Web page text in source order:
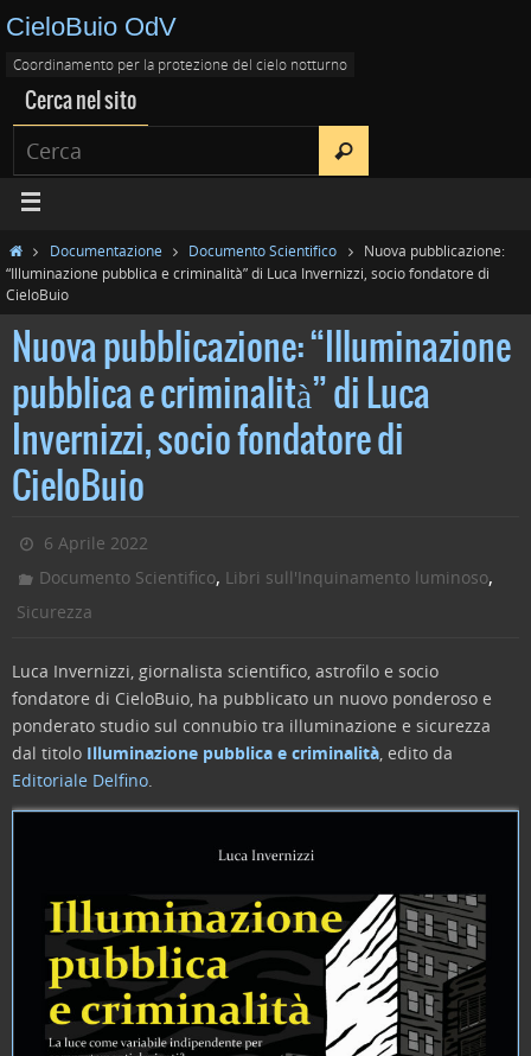
CieloBuio OdV
Coordinamento per la protezione del cielo notturno
Cerca nel sito
Documentazione Documento Scientifico
Nuova pubblicazione:
“Illuminazione pubblica e criminalità” di Luca Invernizzi, socio fondatore di
CieloBuio
Nuova pubblicazione: “Illuminazione
pubblica e criminalità” di Luca
Invernizzi, socio fondatore di
CieloBuio
6 Aprile 2022
Documento Scientifico, Libri sull'Inquinamento luminoso,
Sicurezza
Luca Invernizzi, giornalista scientifico, astrofilo e socio
fondatore di CieloBuio, ha pubblicato un nuovo ponderoso e
ponderato studio sul connubio tra illuminazione e sicurezza
dal titolo Illuminazione pubblica e criminalità, edito da
Editoriale Delfino.